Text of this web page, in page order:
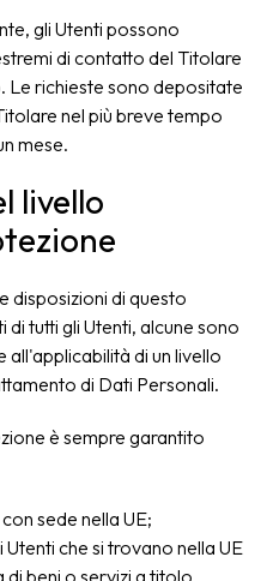
gli Utenti possono
di contatto del Titolare
Le richieste sono depositate
nel più breve tempo
mese.
livello
disposizioni di questo
tutti gli Utenti, alcune sono
di un livello
di Dati Personali.
è sempre garantito
sede nella UE;
che si trovano nella UE
beni o servizi a titolo